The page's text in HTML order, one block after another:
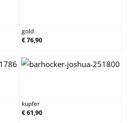
gold
€ 76,90
kupfer
€ 61,90